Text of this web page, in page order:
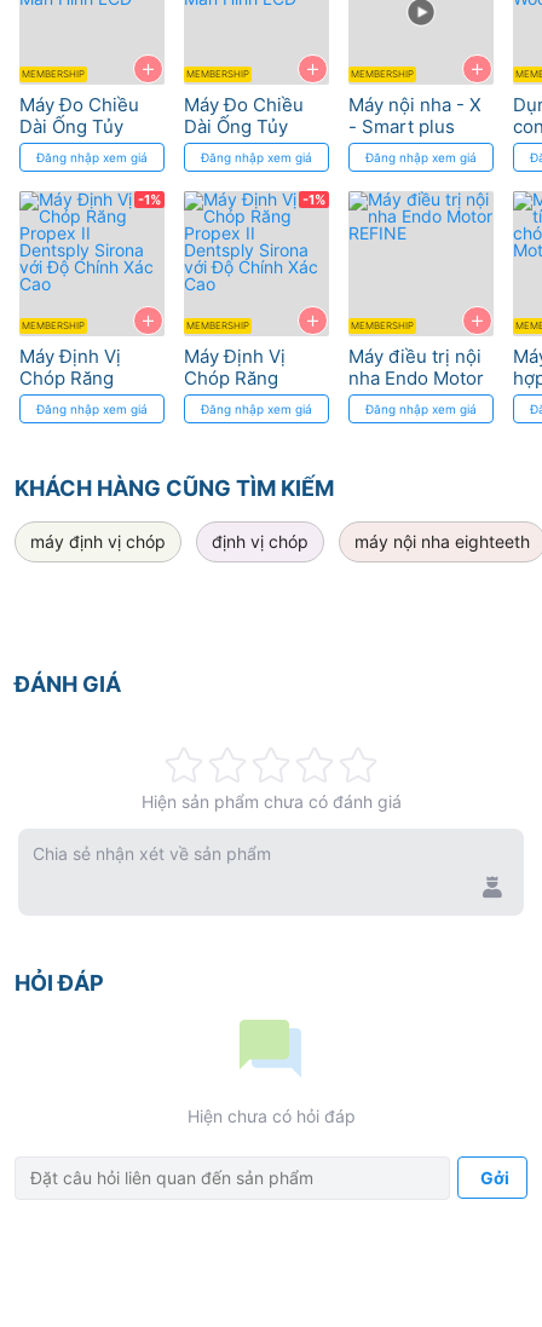
+
MEMBERSHIP
Máy Đo Chiều
Dài Ống Tủy
Woodpex V với
Màn Hình LCD
Đăng nhập xem giá
+
-1%
MEMBERSHIP
Máy Định Vị
Chóp Răng
Propex II
Dentsply Sirona
Đăng nhập xem giá
+
MEMBERSHIP
Máy Đo Chiều
Dài Ống Tủy
Woodpex V với
Màn Hình LCD
Đăng nhập xem giá
+
-1%
MEMBERSHIP
Máy Định Vị
Chóp Răng
Propex II
Dentsply Sirona
Đăng nhập xem giá
+
MEMBERSHIP
Máy nội nha - X
- Smart plus
Dentsply Sirona
Đăng nhập xem giá
+
MEMBERSHIP
Máy điều trị nội
nha Endo Motor
REFINE
Đăng nhập xem giá
FI-
KHÁCH HÀNG CŨNG TÌM KIẾM
máy định vị chóp định vị chóp máy nội nha eighteeth
ĐÁNH GIÁ
0%
Hiện sản phẩm chưa có đánh giá
Chia sẻ nhận xét về sản phẩm
HỎI ĐÁP
Hiện chưa có hỏi đáp
Gởi